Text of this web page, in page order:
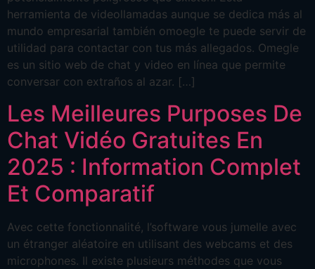
herramienta de videollamadas aunque se dedica más al
mundo empresarial también omoegle te puede servir de
utilidad para contactar con tus más allegados. Omegle
es un sitio web de chat y video en línea que permite
conversar con extraños al azar. […]
Les Meilleures Purposes De
Chat Vidéo Gratuites En
2025 : Information Complet
Et Comparatif
Avec cette fonctionnalité, l’software vous jumelle avec
un étranger aléatoire en utilisant des webcams et des
microphones. Il existe plusieurs méthodes que vous